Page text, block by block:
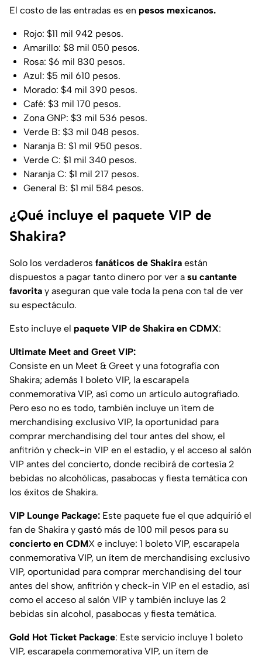
El costo de las entradas es en pesos mexicanos.
Rojo: $11 mil 942 pesos.
Amarillo: $8 mil 050 pesos.
Rosa: $6 mil 830 pesos.
Azul: $5 mil 610 pesos.
Morado: $4 mil 390 pesos.
Café: $3 mil 170 pesos.
Zona GNP: $3 mil 536 pesos.
Verde B: $3 mil 048 pesos.
Naranja B: $1 mil 950 pesos.
Verde C: $1 mil 340 pesos.
Naranja C: $1 mil 217 pesos.
General B: $1 mil 584 pesos.
¿Qué incluye el paquete VIP de
Shakira?
Solo los verdaderos fanáticos de Shakira están
dispuestos a pagar tanto dinero por ver a su cantante
favorita y aseguran que vale toda la pena con tal de ver
su espectáculo.
Esto incluye el paquete VIP de Shakira en CDMX:
Ultimate Meet and Greet VIP:
Consiste en un Meet & Greet y una fotografía con
Shakira; además 1 boleto VIP, la escarapela
conmemorativa VIP, así como un artículo autografiado.
Pero eso no es todo, también incluye un ítem de
merchandising exclusivo VIP, la oportunidad para
comprar merchandising del tour antes del show, el
anfitrión y check-in VIP en el estadio, y el acceso al salón
VIP antes del concierto, donde recibirá de cortesía 2
bebidas no alcohólicas, pasabocas y fiesta temática con
los éxitos de Shakira.
VIP Lounge Package: Este paquete fue el que adquirió el
fan de Shakira y gastó más de 100 mil pesos para su
concierto en CDMX e incluye: 1 boleto VIP, escarapela
conmemorativa VIP, un ítem de merchandising exclusivo
VIP, oportunidad para comprar merchandising del tour
antes del show, anfitrión y check-in VIP en el estadio, así
como el acceso al salón VIP y también incluye las 2
bebidas sin alcohol, pasabocas y fiesta temática.
Gold Hot Ticket Package: Este servicio incluye 1 boleto
VIP, escarapela conmemorativa VIP, un ítem de